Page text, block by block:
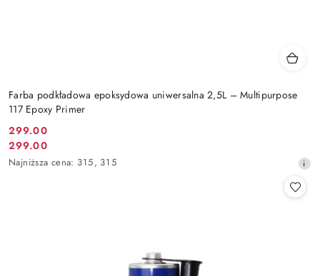
Farba podkładowa epoksydowa uniwersalna 2,5L – Multipurpose
117 Epoxy Primer
Cena
promocyjna:
299.00
Cena
promocyjna:
299.00
Najniższa
Najniższa cena: 315, 315